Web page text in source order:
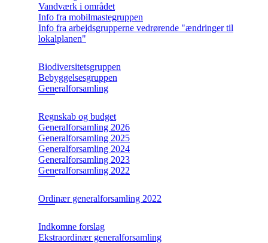
Vandværk i området
Info fra mobilmastegruppen
Info fra arbejdsgrupperne vedrørende "ændringer til
lokalplanen"
Biodiversitetsgruppen
Bebyggelsesgruppen
Generalforsamling
Regnskab og budget
Generalforsamling 2026
Generalforsamling 2025
Generalforsamling 2024
Generalforsamling 2023
Generalforsamling 2022
Ordinær generalforsamling 2022
Indkomne forslag
Ekstraordinær generalforsamling